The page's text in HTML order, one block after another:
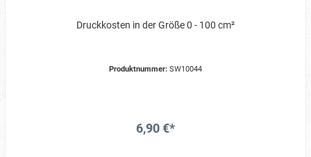
Druckkosten in der Größe 0 - 100 cm²
Produktnummer: SW10044
6,90 €*